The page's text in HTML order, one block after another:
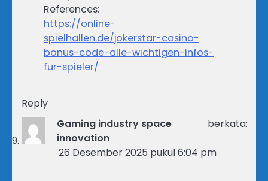
References:
https://online-
spielhallen.de/jokerstar-casino-
bonus-code-alle-wichtigen-infos-
fur-spieler/
Reply
Gaming industry space
innovation
berkata:
26 Desember 2025 pukul 6:04 pm